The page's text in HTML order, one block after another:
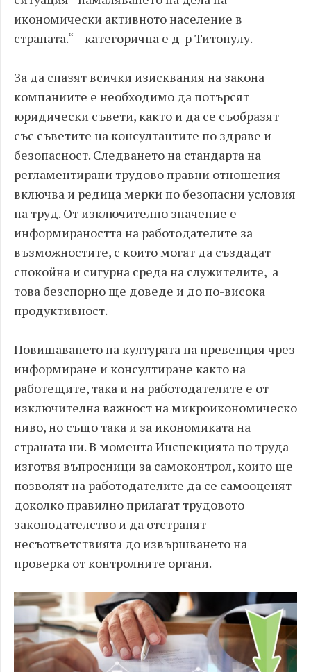
икономически активното население в
страната.“ – категорична е д-р Титопулу.
За да спазят всички изисквания на закона
компаниите е необходимо да потърсят
юридически съвети, както и да се съобразят
със съветите на консултантите по здраве и
безопасност. Следването на стандарта на
регламентирани трудово правни отношения
включва и редица мерки по безопасни условия
на труд. От изключително значение е
информираността на работодателите за
възможностите, с които могат да създадат
спокойна и сигурна среда на служителите, а
това безспорно ще доведе и до по-висока
продуктивност.
Повишаването на културата на превенция чрез
информиране и консултиране както на
работещите, така и на работодателите е от
изключителна важност на микроикономическо
ниво, но също така и за икономиката на
страната ни. В момента Инспекцията по труда
изготвя въпросници за самоконтрол, които ще
позволят на работодателите да се самооценят
доколко правилно прилагат трудовото
законодателство и да отстранят
несъответствията до извършването на
проверка от контролните органи.